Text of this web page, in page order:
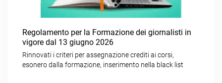
Regolamento per la Formazione dei giornalisti in
vigore dal 13 giugno 2026
Rinnovati i criteri per assegnazione crediti ai corsi,
esonero dalla formazione, inserimento nella black list